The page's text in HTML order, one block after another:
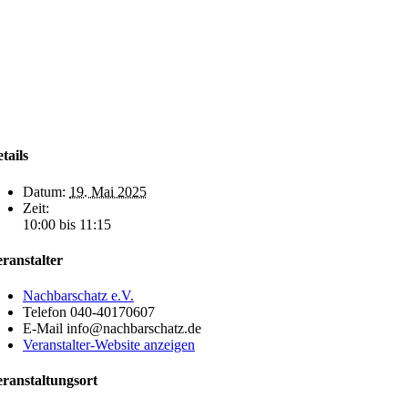
Datum: 19. Mai 2025
Zeit:
10:00 bis 11:15
Nachbarschatz e.V.
Telefon 040-40170607
E-Mail info@nachbarschatz.de
Veranstalter-Website anzeigen